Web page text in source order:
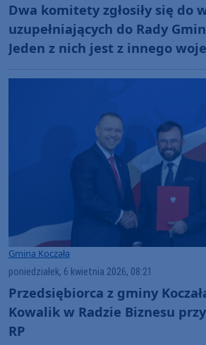
Dwa komitety zgłosiły się do
uzupełniających do Rady
Jeden z nich jest z innego
Gmina Koczała
poniedziałek, 6 kwietnia 2026, 08:21
Przedsiębiorca z gminy
Kowalik w Radzie Biznesu
RP